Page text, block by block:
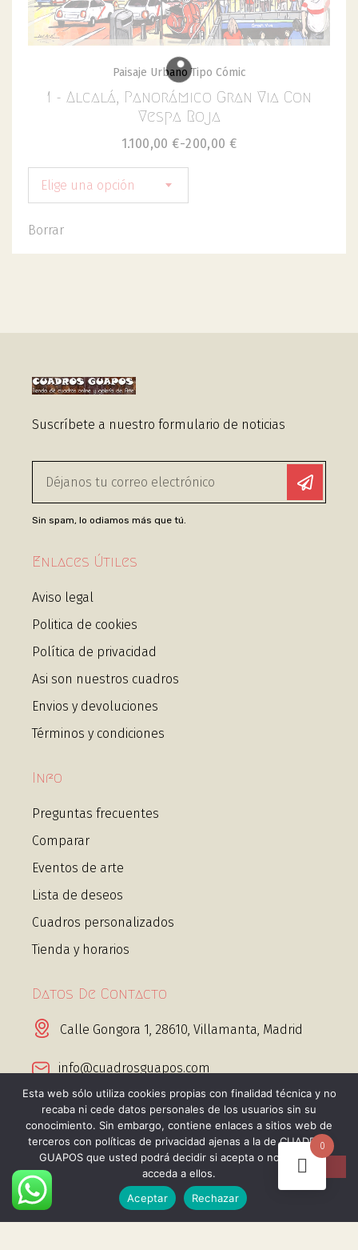
Paisaje Urbano Tipo Cómic
1 - Alcalá, Panorámico Gran Via Con
Vespa Roja
200,00 €
-
1.100,00 €
Elige una opción
Borrar
Suscríbete a nuestro formulario de noticias
Sin spam, lo odiamos más que tú.
Enlaces Útiles
Aviso legal
Politica de cookies
Política de privacidad
Asi son nuestros cuadros
Envios y devoluciones
Términos y condiciones
Info
Preguntas frecuentes
Comparar
Eventos de arte
Lista de deseos
Cuadros personalizados
Tienda y horarios
Datos De Contacto
Calle Gongora 1, 28610, Villamanta, Madrid
info@cuadrosguapos.com
+34 656 443 995 Whatsapp
@2025 Cuadros guapos. Todos los derechos
reservados
0
Esta web sólo utiliza cookies propias con finalidad técnica y no
recaba ni cede datos personales de los usuarios sin su
conocimiento. Sin embargo, contiene enlaces a sitios web de
terceros con políticas de privacidad ajenas a la de CUADROS
GUAPOS que usted podrá decidir si acepta o no cuando
acceda a ellos.
Aceptar
Rechazar